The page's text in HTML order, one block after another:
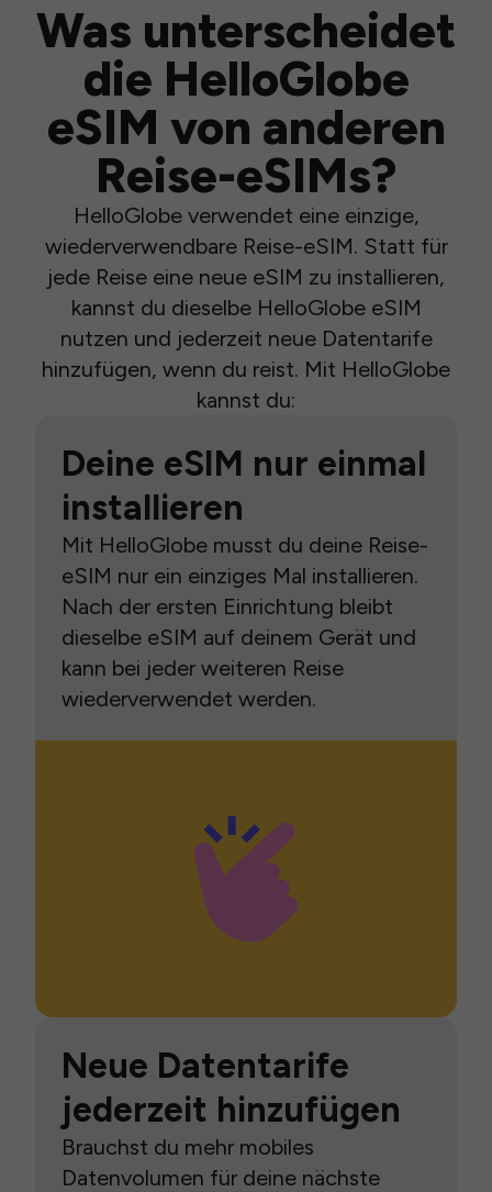
Was unterscheidet
die HelloGlobe
eSIM von anderen
Reise-eSIMs?
HelloGlobe verwendet eine einzige,
wiederverwendbare Reise-eSIM. Statt für
jede Reise eine neue eSIM zu installieren,
kannst du dieselbe HelloGlobe eSIM
nutzen und jederzeit neue Datentarife
hinzufügen, wenn du reist. Mit HelloGlobe
kannst du:
Deine eSIM nur einmal
installieren
Mit HelloGlobe musst du deine Reise-
eSIM nur ein einziges Mal installieren.
Nach der ersten Einrichtung bleibt
dieselbe eSIM auf deinem Gerät und
kann bei jeder weiteren Reise
wiederverwendet werden.
Neue Datentarife
jederzeit hinzufügen
Brauchst du mehr mobiles
Datenvolumen für deine nächste